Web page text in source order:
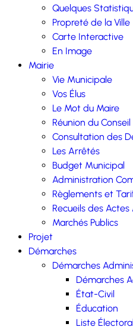
Quelques
Propreté de la Ville
Carte Interactive
En Image
Mairie
Vie Municipale
Vos Élus
Le Mot du Maire
Réunion du Conseil
Consultation des
Les Arrêtés
Budget Municipal
Administration
Règlements et
Recueils des
Marchés Publics
Projet
Démarches
Démarches
Démarches
État-Civil
Éducation
Liste